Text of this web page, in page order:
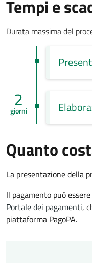
Tempi e
Durata massima del
2
giorni
Quanto
La presentazione della
Il pagamento può
Portale dei pagamenti,
piattaforma PagoPA.